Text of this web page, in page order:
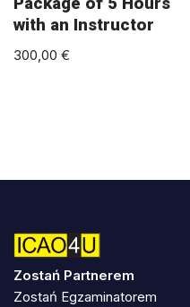
with an Instructor
300,00 €
Zostań Partnerem
Zostań Egzaminatorem